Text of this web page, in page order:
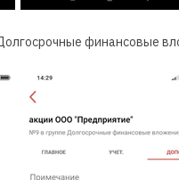
финансовые